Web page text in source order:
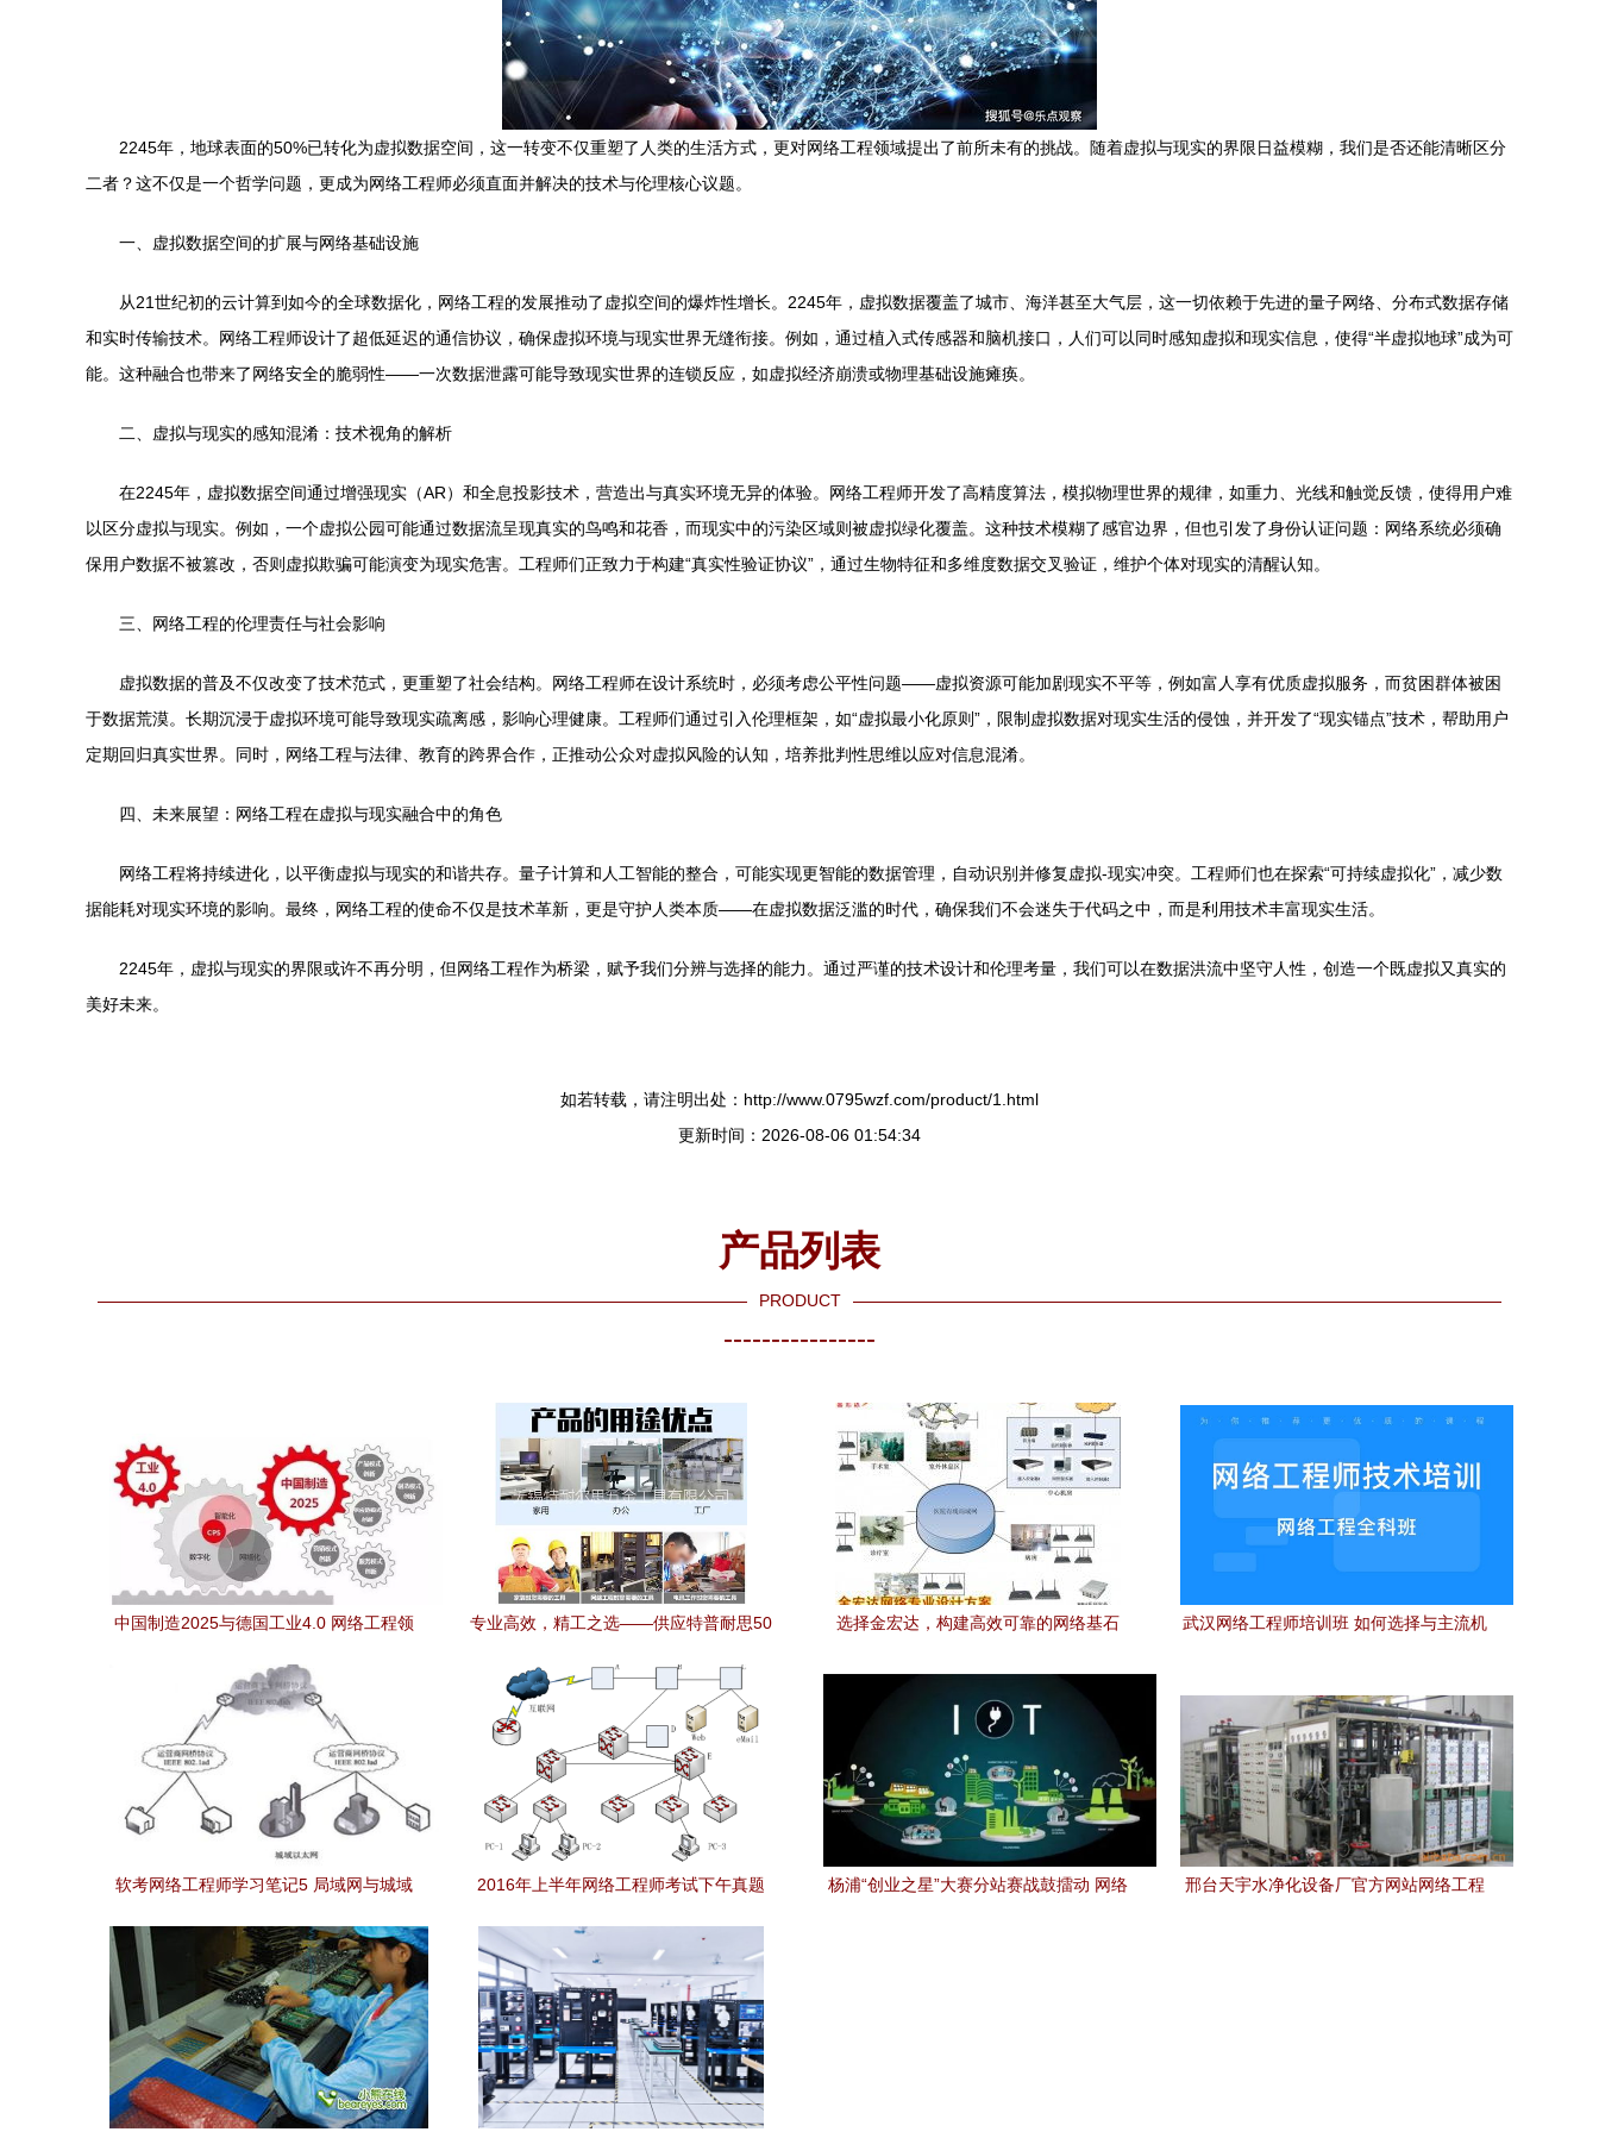
2245年，地球表面的50%已转化为虚拟数据空间，这一转变不仅重塑了人类的生活方式，更对网络工程领域提出了前所未有的挑战。随着虚拟与现实的界限日益模糊，我们是否还能清晰区分
二者？这不仅是一个哲学问题，更成为网络工程师必须直面并解决的技术与伦理核心议题。
一、虚拟数据空间的扩展与网络基础设施
从21世纪初的云计算到如今的全球数据化，网络工程的发展推动了虚拟空间的爆炸性增长。2245年，虚拟数据覆盖了城市、海洋甚至大气层，这一切依赖于先进的量子网络、分布式数据存储
和实时传输技术。网络工程师设计了超低延迟的通信协议，确保虚拟环境与现实世界无缝衔接。例如，通过植入式传感器和脑机接口，人们可以同时感知虚拟和现实信息，使得“半虚拟地球”成为可
能。这种融合也带来了网络安全的脆弱性——一次数据泄露可能导致现实世界的连锁反应，如虚拟经济崩溃或物理基础设施瘫痪。
二、虚拟与现实的感知混淆：技术视角的解析
在2245年，虚拟数据空间通过增强现实（AR）和全息投影技术，营造出与真实环境无异的体验。网络工程师开发了高精度算法，模拟物理世界的规律，如重力、光线和触觉反馈，使得用户难
以区分虚拟与现实。例如，一个虚拟公园可能通过数据流呈现真实的鸟鸣和花香，而现实中的污染区域则被虚拟绿化覆盖。这种技术模糊了感官边界，但也引发了身份认证问题：网络系统必须确
保用户数据不被篡改，否则虚拟欺骗可能演变为现实危害。工程师们正致力于构建“真实性验证协议”，通过生物特征和多维度数据交叉验证，维护个体对现实的清醒认知。
三、网络工程的伦理责任与社会影响
虚拟数据的普及不仅改变了技术范式，更重塑了社会结构。网络工程师在设计系统时，必须考虑公平性问题——虚拟资源可能加剧现实不平等，例如富人享有优质虚拟服务，而贫困群体被困
于数据荒漠。长期沉浸于虚拟环境可能导致现实疏离感，影响心理健康。工程师们通过引入伦理框架，如“虚拟最小化原则”，限制虚拟数据对现实生活的侵蚀，并开发了“现实锚点”技术，帮助用户
定期回归真实世界。同时，网络工程与法律、教育的跨界合作，正推动公众对虚拟风险的认知，培养批判性思维以应对信息混淆。
四、未来展望：网络工程在虚拟与现实融合中的角色
网络工程将持续进化，以平衡虚拟与现实的和谐共存。量子计算和人工智能的整合，可能实现更智能的数据管理，自动识别并修复虚拟-现实冲突。工程师们也在探索“可持续虚拟化”，减少数
据能耗对现实环境的影响。最终，网络工程的使命不仅是技术革新，更是守护人类本质——在虚拟数据泛滥的时代，确保我们不会迷失于代码之中，而是利用技术丰富现实生活。
2245年，虚拟与现实的界限或许不再分明，但网络工程作为桥梁，赋予我们分辨与选择的能力。通过严谨的技术设计和伦理考量，我们可以在数据洪流中坚守人性，创造一个既虚拟又真实的
美好未来。
如若转载，请注明出处：http://www.0795wzf.com/product/1.html
更新时间：2026-08-06 01:54:34
产品列表
PRODUCT
----------------
中国制造2025与德国工业4.0 网络工程领
专业高效，精工之选——供应特普耐思50
选择金宏达，构建高效可靠的网络基石
武汉网络工程师培训班 如何选择与主流机
软考网络工程师学习笔记5 局域网与城域
2016年上半年网络工程师考试下午真题
杨浦“创业之星”大赛分站赛战鼓擂动 网络
邢台天宇水净化设备厂官方网站网络工程